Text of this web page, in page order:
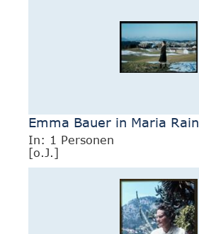
Emma Bauer in Maria Rain
In: 1 Personen
[o.J.]